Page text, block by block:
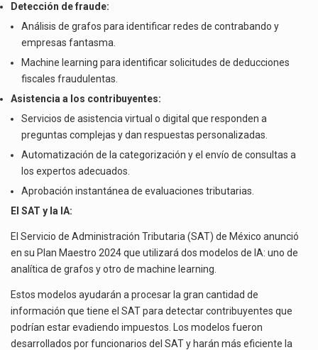
Detección de fraude:
Análisis de grafos para identificar redes de contrabando y
empresas fantasma.
Machine learning para identificar solicitudes de deducciones
fiscales fraudulentas.
Asistencia a los contribuyentes:
Servicios de asistencia virtual o digital que responden a
preguntas complejas y dan respuestas personalizadas.
Automatización de la categorización y el envío de consultas a
los expertos adecuados.
Aprobación instantánea de evaluaciones tributarias.
El SAT y la IA:
El Servicio de Administración Tributaria (SAT) de México anunció
en su Plan Maestro 2024 que utilizará dos modelos de IA: uno de
analítica de grafos y otro de machine learning.
Estos modelos ayudarán a procesar la gran cantidad de
información que tiene el SAT para detectar contribuyentes que
podrían estar evadiendo impuestos. Los modelos fueron
desarrollados por funcionarios del SAT y harán más eficiente la